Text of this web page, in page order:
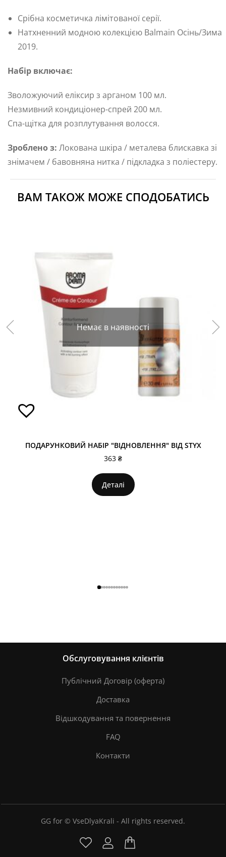
Срібна косметичка лімітованої серії.
Натхненний модною колекцією Balmain Осінь/Зима
2019.
Набір включає:
Зволожуючий еліксир з арганом 100 мл.
Незмивний кондиціонер-спрей 200 мл.
Спа-щітка для розплутування волосся.
Зроблено з: Локована шкіра / металева блискавка зі
знімачем / бавовняна нитка / підкладка з поліестеру.
ВАМ ТАКОЖ МОЖЕ СПОДОБАТИСЬ
Немає в наявності
ПОДАРУНКОВИЙ НАБІР "ВІДНОВЛЕННЯ" ВІД STYX
363 ₴
Деталі
Обслуговування клієнтів
Публічний Договір (оферта)
Доставка
Відшкодування та повернення
FAQ
Контакти
GG for © VseDlyaKrali - All rights reserved.